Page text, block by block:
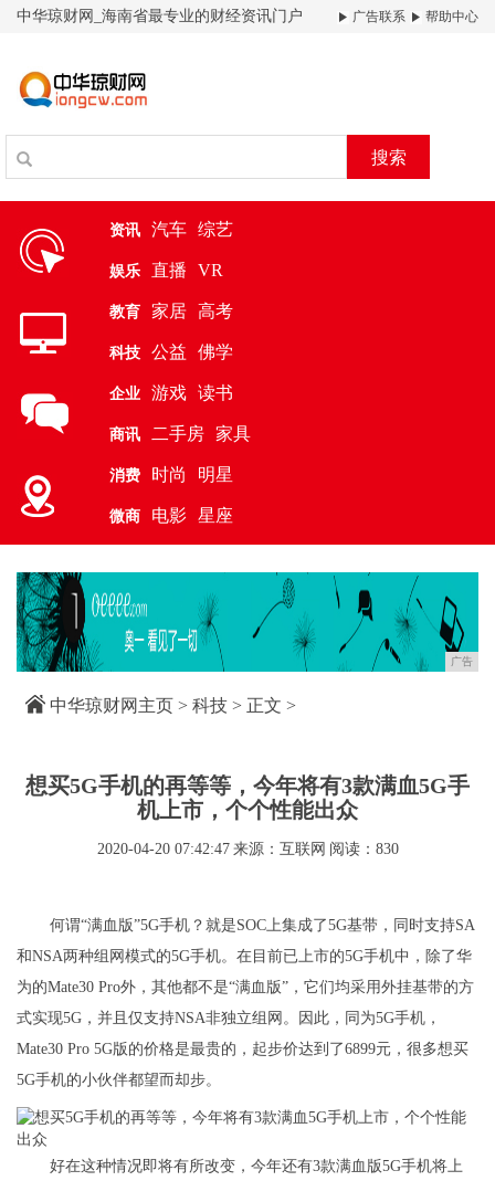
中华琼财网_海南省最专业的财经资讯门户 广告联系 帮助中心
搜索
资讯 汽车 综艺
娱乐 直播 VR
教育 家居 高考
科技 公益 佛学
企业 游戏 读书
商讯 二手房 家具
消费 时尚 明星
微商 电影 星座
广告
中华琼财网主页 > 科技 > 正文 >
想买5G手机的再等等，今年将有3款满血5G手
机上市，个个性能出众
2020-04-20 07:42:47 来源：互联网 阅读：830
何谓“满血版”5G手机？就是SOC上集成了5G基带，同时支持SA
和NSA两种组网模式的5G手机。在目前已上市的5G手机中，除了华
为的Mate30 Pro外，其他都不是“满血版”，它们均采用外挂基带的方
式实现5G，并且仅支持NSA非独立组网。因此，同为5G手机，
Mate30 Pro 5G版的价格是最贵的，起步价达到了6899元，很多想买
5G手机的小伙伴都望而却步。
好在这种情况即将有所改变，今年还有3款满血版5G手机将上